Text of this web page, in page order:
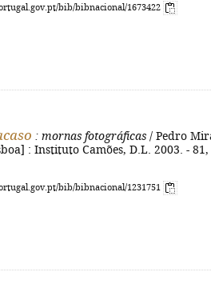
bib/bibnacional/1673422
: mornas fotográficas / Pedro
: Instituto Camões, D.L. 2003. -
bib/bibnacional/1231751